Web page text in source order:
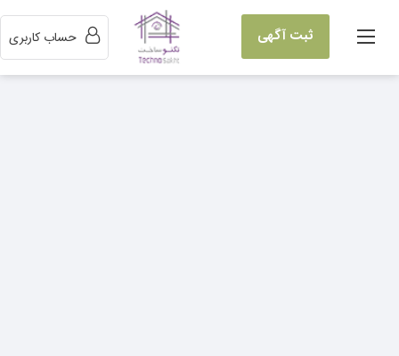
ثبت آگهی حساب کاربری